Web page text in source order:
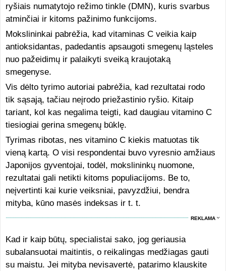
ryšiais numatytojo režimo tinkle (DMN), kuris svarbus
atminčiai ir kitoms pažinimo funkcijoms.
Mokslininkai pabrėžia, kad vitaminas C veikia kaip
antioksidantas, padedantis apsaugoti smegenų ląsteles
nuo pažeidimų ir palaikyti sveiką kraujotaką
smegenyse.
Vis dėlto tyrimo autoriai pabrėžia, kad rezultatai rodo
tik sąsają, tačiau neįrodo priežastinio ryšio. Kitaip
tariant, kol kas negalima teigti, kad daugiau vitamino C
tiesiogiai gerina smegenų būklę.
Tyrimas ribotas, nes vitamino C kiekis matuotas tik
vieną kartą. O visi respondentai buvo vyresnio amžiaus
Japonijos gyventojai, todėl, mokslininkų nuomone,
rezultatai gali netikti kitoms populiacijoms. Be to,
neįvertinti kai kurie veiksniai, pavyzdžiui, bendra
mityba, kūno masės indeksas ir t. t.
REKLAMA
Kad ir kaip būtų, specialistai sako, jog geriausia
subalansuotai maitintis, o reikalingas medžiagas gauti
su maistu. Jei mityba nevisavertė, patarimo klauskite